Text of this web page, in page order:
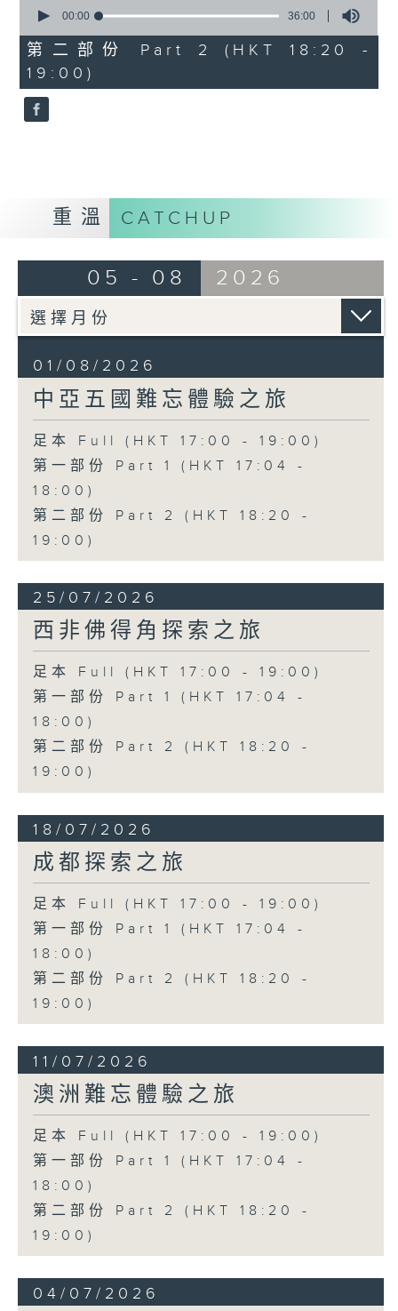
seconds
36
minutes,
0
seconds
00:00 36:00
第二部份 Part 2 (HKT 18:20 -
19:00)
重溫 CATCHUP
05 - 08 2026
01/08/2026
中亞五國難忘體驗之旅
足本 Full (HKT 17:00 - 19:00)
第一部份 Part 1 (HKT 17:04 -
18:00)
第二部份 Part 2 (HKT 18:20 -
19:00)
25/07/2026
西非佛得角探索之旅
足本 Full (HKT 17:00 - 19:00)
第一部份 Part 1 (HKT 17:04 -
18:00)
第二部份 Part 2 (HKT 18:20 -
19:00)
18/07/2026
成都探索之旅
足本 Full (HKT 17:00 - 19:00)
第一部份 Part 1 (HKT 17:04 -
18:00)
第二部份 Part 2 (HKT 18:20 -
19:00)
11/07/2026
澳洲難忘體驗之旅
足本 Full (HKT 17:00 - 19:00)
第一部份 Part 1 (HKT 17:04 -
18:00)
第二部份 Part 2 (HKT 18:20 -
19:00)
04/07/2026